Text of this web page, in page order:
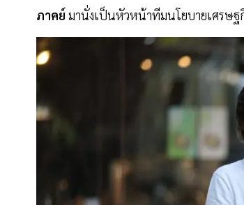
ภาคย์ มานั่งเป็นหัวหน้าทีมนโยบายเศรษฐ